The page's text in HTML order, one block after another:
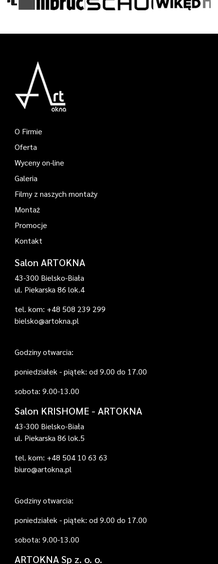
O Firmie
Oferta
Wyceny on-line
Galeria
Filmy z naszych montaży
Montaż
Promocje
Kontakt
Salon ARTOKNA
43-300 Bielsko-Biała
ul. Piekarska 86 lok.4
tel. kom: +48 508 239 299
bielsko@artokna.pl
Godziny otwarcia:
poniedziałek - piątek: od 9.00 do 17.00
sobota: 9.00-13.00
Salon KRISHOME - ARTOKNA
43-300 Bielsko-Biała
ul. Piekarska 86 lok.5
tel. kom: +48 504 10 63 63
biuro@artokna.pl
Godziny otwarcia:
poniedziałek - piątek: od 9.00 do 17.00
sobota: 9.00-13.00
ARTOKNA Sp z. o. o.